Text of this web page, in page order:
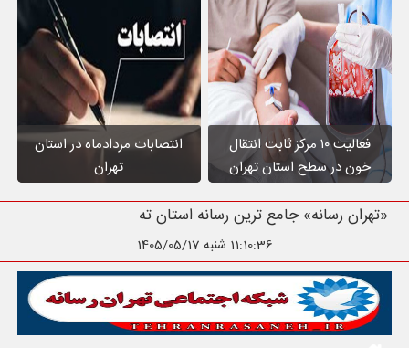
فعالیت ۱۰ مرکز ثابت انتقال
خون در سطح استان تهران
انتصابات مردادماه در استان
تهران
«تهران رسانه» جامع ترین رسانه استان تهران
11:10:37 شنبه 1405/05/17